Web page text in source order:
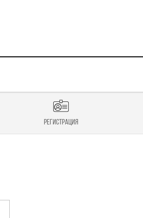
Регистрация